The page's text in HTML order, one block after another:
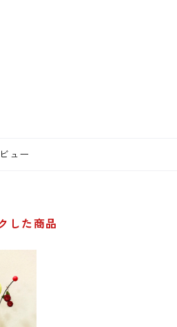
ュー
した商品